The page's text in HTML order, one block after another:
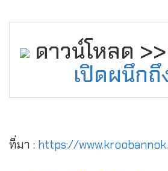
ดาวน์โหลด >>
เปิดผนึกถึ
ที่มา : https://